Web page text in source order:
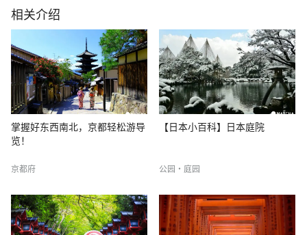
相关介绍
掌握好东西南北，京都轻松游导
览！
京都府
【日本小百科】日本庭院
公园・庭园